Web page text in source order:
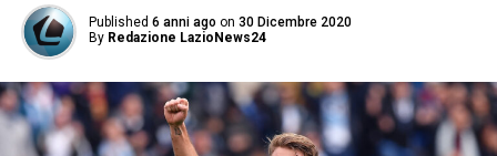
Published 6 anni ago on 30 Dicembre 2020
By Redazione LazioNews24